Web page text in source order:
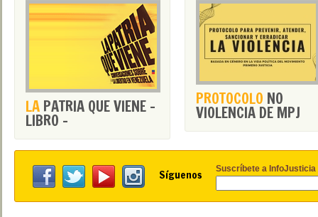
LA PATRIA QUE VIENE -
LIBRO -
PROTOCOLO NO
VIOLENCIA DE MPJ
Síguenos Suscríbete a InfoJusticia